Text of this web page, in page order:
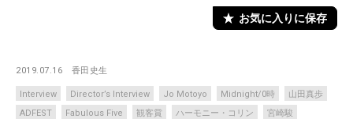
お気に入りに保存
2019.07.16 香田史生
Interview Director’s Interview Jo Motoyo Midnight/0時
山田真歩
ADFEST
Fabulous Five 観客賞 ハーモニー・コリン
宮崎駿